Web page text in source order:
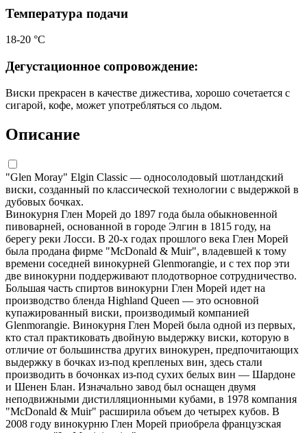
Температура подачи
18-20 °С
Дегустационное сопровождение:
Виски прекрасен в качестве дижестива, хорошо сочетается с
сигарой, кофе, может употребляться со льдом.
Описание
"Glen Moray" Elgin Classic — односолодовый шотландский
виски, созданный по классической технологии с выдержкой в
дубовых бочках.
Винокурня Глен Морей до 1897 года была обыкновенной
пивоварней, основанной в городе Элгин в 1815 году, на
берегу реки Лосси. В 20-х годах прошлого века Глен Морей
была продана фирме "McDonald & Muir", владевшей к тому
времени соседней винокурней Glenmorangie, и с тех пор эти
две винокурни поддерживают плодотворное сотрудничество.
Большая часть спиртов винокурни Глен Морей идет на
производство бленда Highland Queen — это основной
купажированный виски, производимый компанией
Glenmorangie. Винокурня Глен Морей была одной из первых,
кто стал практиковать двойную выдержку виски, которую в
отличие от большинства других винокурен, предпочитающих
выдержку в бочках из-под крепленых вин, здесь стали
производить в бочонках из-под сухих белых вин — Шардоне
и Шенен Блан. Изначально завод был оснащен двумя
неподвижными дистилляционными кубами, в 1978 компания
"McDonald & Muir" расширила объем до четырех кубов. В
2008 году винокурню Глен Морей приобрела французская